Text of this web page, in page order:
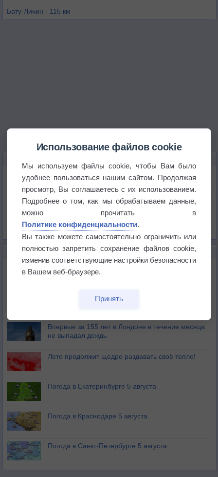
Бату-Личин - 115 км
Температура
Давление
Осадки
Облачность
Список всех карт
НОВОЕ О ПОГОДЕ
Дневная температура воздуха в ОАЭ превысила
+51°
Европейские столицы бьют рекорды жары
Впервые за 155 лет в Лондоне в течение месяца
не выпадал дождь
Лето продолжит щедро раздавать своё тепло!
Погода в Екатеринбурге 5 августа
Погода в Краснодаре 5 августа
Погода в Санкт-Петербурге 5 августа
Использование файлов cookie
Мы используем файлы cookie, чтобы Вам было
удобнее пользоваться нашим сайтом. Продолжая
просмотр, Вы соглашаетесь с их использованием.
Подробнее о том, как мы обрабатываем данные,
можно прочитать в
Политике конфиденциальности.
Вы также можете самостоятельно ограничить или
полностью запретить сохранение файлов cookie,
изменив соответствующие настройки безопасности
в Вашем веб-браузере.
Принять